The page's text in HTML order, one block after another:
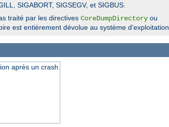
SIGABORT, SIGSEGV, et SIGBUS.
traité par les directives CoreDumpDirectory ou
est entièrement dévolue au système d'exploitation.
après un crash